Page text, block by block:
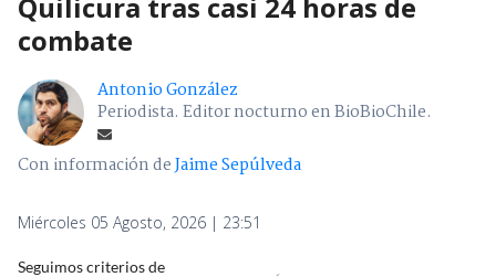
combate
Antonio González
Periodista. Editor nocturno en BioBioChile.
Con información deJaime Sepúlveda
Miércoles 05 Agosto, 2026 | 23:51
Seguimos criterios de